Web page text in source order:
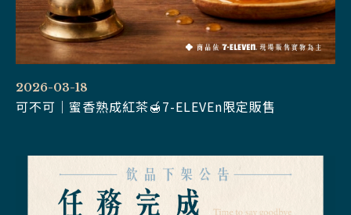
2026-03-18
可不可｜蜜香熟成紅茶🍯7-ELEVEn限定販售